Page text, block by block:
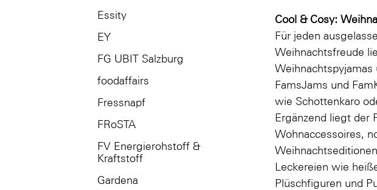
Essity
EY
FG UBIT Salzburg
foodaffairs
Fressnapf
FRoSTA
FV Energierohstoff &
Kraftstoff
Gardena
Cool & Cosy:
Für jeden
Weihnachtsfreude
FamsJams und
wie Schottenkaro
Ergänzend liegt der
Wohnaccessoires,
Leckereien wie
Plüschfiguren und